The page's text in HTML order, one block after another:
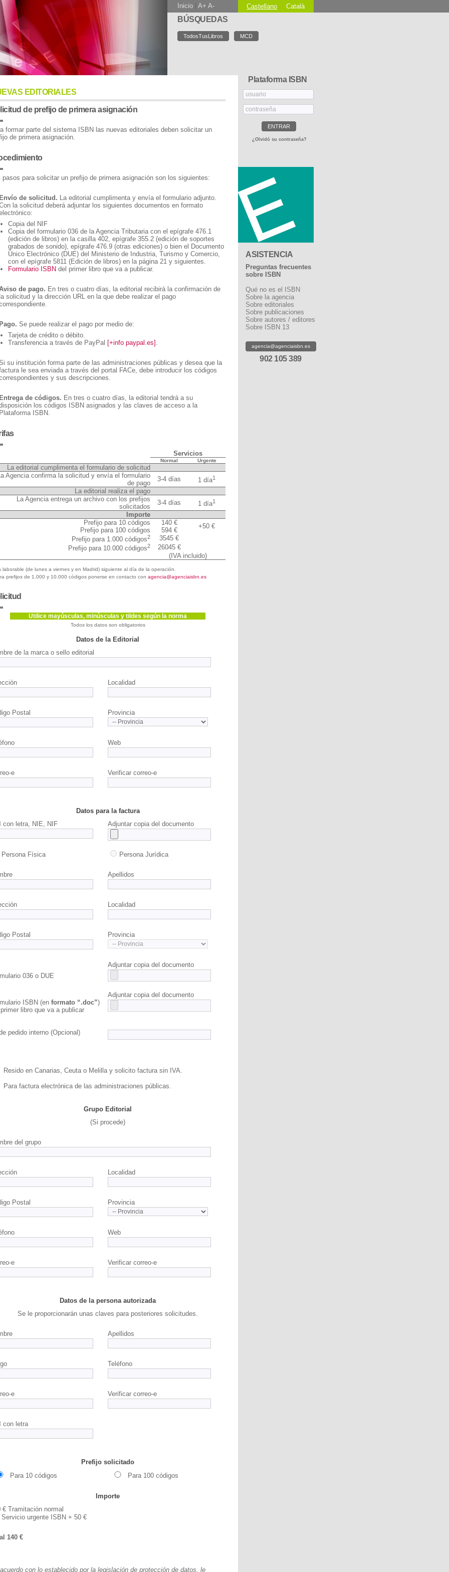
Inicio |A+ A- Català
Castellano
BÚSQUEDAS
TodosTusLibros MCD
EDITORIALES
de prefijo de primera asignación
formar parte del sistema ISBN las nuevas editoriales deben solicitar un
de primera asignación.
pasos para solicitar un prefijo de primera asignación son los siguientes:
Envío de solicitud. La editorial cumplimenta y envía el formulario adjunto.
la solicitud deberá adjuntar los siguientes documentos en formato
Copia del NIF
Copia del formulario 036 de la Agencia Tributaria con el epígrafe 476.1
(edición de libros) en la casilla 402, epígrafe 355.2 (edición de soportes
grabados de sonido), epígrafe 476.9 (otras ediciones) o bien el Documento
Único Electrónico (DUE) del Ministerio de Industria, Turismo y Comercio,
con el epígrafe 5811 (Edición de libros) en la página 21 y siguientes.
Formulario ISBN del primer libro que va a publicar.
de pago. En tres o cuatro días, la editorial recibirá la confirmación de
la solicitud y la dirección URL en la que debe realizar el pago
Pago. Se puede realizar el pago por medio de:
Tarjeta de crédito o débito.
Transferencia a través de PayPal [+info paypal.es] .
su institución forma parte de las administraciones públicas y desea que la
le sea enviada a través del portal FACe, debe introducir los códigos
y sus descripciones.
Entrega de códigos. En tres o cuatro días, la editorial tendrá a su
los códigos ISBN asignados y las claves de acceso a la
Plataforma ISBN.
Servicios
Normal Urgente
La editorial cumplimenta el formulario de solicitud
Agencia confirma la solicitud y envía el formulario
de pago
3-4 días 1 día1
La editorial realiza el pago
La Agencia entrega un archivo con los prefijos
solicitados
3-4 días 1 día1
Importe
Prefijo para 10 códigos
140 € +50 €
Prefijo para 100 códigos
594 €
Prefijo para 1.000 códigos2
3545 €
Prefijo para 10.000 códigos2
26045 €
(IVA incluido)
laborable (de lunes a viernes y en Madrid) siguiente al día de la operación.
prefijos de 1.000 y 10.000 códigos ponerse en contacto conagencia@agenciaisbn.es
Utilice mayúsculas, minúsculas y tildes según la norma
Todos los datos son obligatorios
Datos de la Editorial
de la marca o sello editorial
Localidad
Postal Provincia
Web
e Verificar correo-e
Datos para la factura
con letra, NIE, NIF
Adjuntar copia del documento
Persona Física Persona Jurídica
Apellidos
Localidad
Postal Provincia
036 o DUE
Adjuntar copia del documento
ISBN (enformato “.doc”)
libro que va a publicar
Adjuntar copia del documento
pedido interno (Opcional)
Resido en Canarias, Ceuta o Melilla y solicito factura sin IVA.
Para factura electrónica de las administraciones públicas.
Grupo Editorial
(Si procede)
del grupo
Localidad
Postal Provincia
Web
e Verificar correo-e
Datos de la persona autorizada
Se le proporcionarán unas claves para posteriores solicitudes.
Apellidos
Teléfono
e Verificar correo-e
con letra
Prefijo solicitado
Para 10 códigos
Para 100 códigos
Importe
€ Tramitación normal
Servicio urgente ISBN +50 €
140 €
con lo establecido por la legislación de protección de datos, le
Plataforma ISBN
ENTRAR
¿Olvidó su contraseña?
ASISTENCIA
Preguntas frecuentes
sobre ISBN
Qué no es el ISBN
Sobre la agencia
Sobre editoriales
Sobre publicaciones
Sobre autores / editores
Sobre ISBN 13
agencia@agenciaisbn.es
902 105 389